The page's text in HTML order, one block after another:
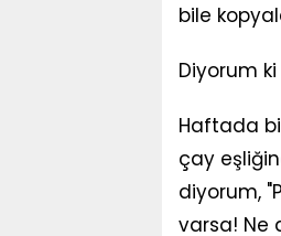
bile
Diyorum
Haftada
çay
diyorum,
varsa! Ne